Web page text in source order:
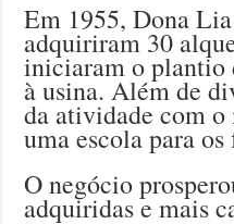
Em 1955, Dona
adquiriram 30
iniciaram o plantio
à usina. Além de
da atividade com
uma escola para
O negócio
adquiridas e mais